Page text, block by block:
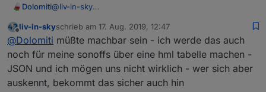
Dolomiti@liv-in-sky
angeschlossen, aus dem ich Werte auslese. Ich wollte
diese in einer Übersicht anzeigen mit der ID und dem
Namen des DP. Die ID wird aus Adresse+Namen und
Adapter erzeugt. Damit ich die Beschreibung nur an
einer Stelle und nicht auch noch im VIS pflegen muss,
PS: bei mir auch
Offline
liv-in-skyschrieb am 17. Aug. 2019, 12:47
zuletzt editiert von
@Dolomiti müßte machbar sein - ich werde das auch
noch für meine sonoffs über eine hml tabelle machen -
JSON und ich mögen uns nicht wirklich - wer sich aber
auskennt, bekommt das sicher auch hin